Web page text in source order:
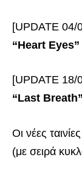
[UPDATE 04/
“Heart Eyes”
[UPDATE 18/
“Last Breath”
Οι νέες
(με σειρά